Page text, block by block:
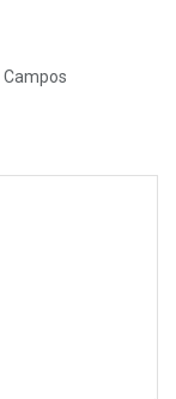
Campos